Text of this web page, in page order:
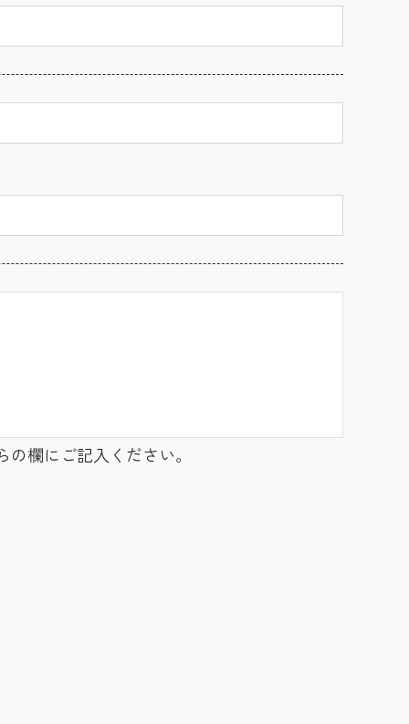
欄にご記入ください。